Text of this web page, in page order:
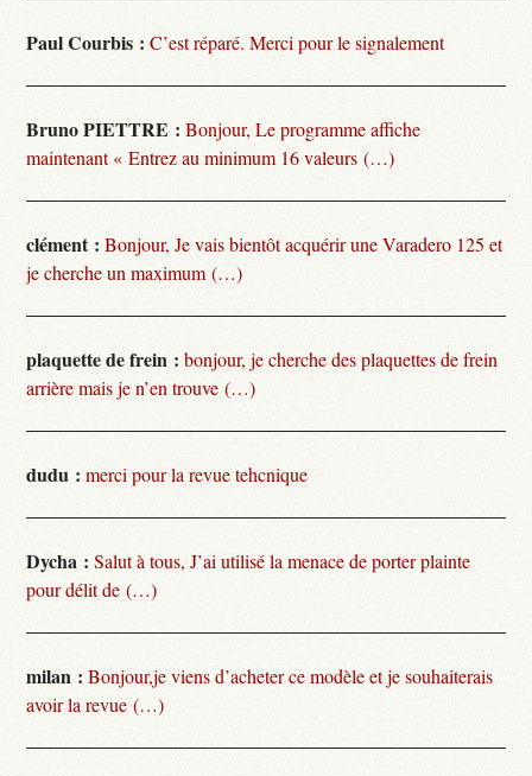
Paul Courbis : C’est réparé. Merci pour le signalement
Bruno PIETTRE : Bonjour, Le programme affiche
maintenant « Entrez au minimum 16 valeurs (…)
clément : Bonjour, Je vais bientôt acquérir une Varadero 125 et
je cherche un maximum (…)
plaquette de frein : bonjour, je cherche des plaquettes de frein
arrière mais je n’en trouve (…)
dudu : merci pour la revue tehcnique
Dycha : Salut à tous, J’ai utilisé la menace de porter plainte
pour délit de (…)
milan : Bonjour,je viens d’acheter ce modèle et je souhaiterais
avoir la revue (…)